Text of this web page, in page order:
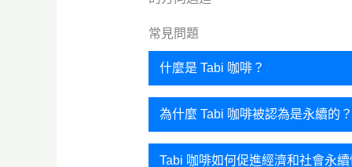
常見問題
什麼是 Tabi 咖啡？
Tabi 咖啡是一種由 Typica、
為什麼 Tabi 咖啡被認為是永續的？
由於 Tabi 咖啡對咖啡葉銹病具有
Tabi 咖啡如何促進經濟和社會永續